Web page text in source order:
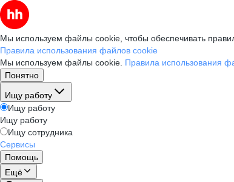
Мы используем файлы cookie, чтобы обеспечивать
Правила использования файлов cookie
Мы используем файлы cookie. Правила использования
Понятно
Ищу работу
Ищу работу
Ищу работу
Ищу сотрудника
Сервисы
Помощь
Ещё